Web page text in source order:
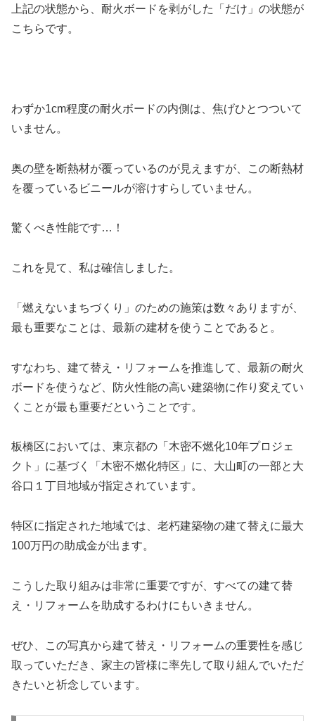
上記の状態から、耐火ボードを剥がした「だけ」の状態が
こちらです。
わずか1cm程度の耐火ボードの内側は、焦げひとつついて
いません。
奥の壁を断熱材が覆っているのが見えますが、この断熱材
を覆っているビニールが溶けすらしていません。
驚くべき性能です…！
これを見て、私は確信しました。
「燃えないまちづくり」のための施策は数々ありますが、
最も重要なことは、最新の建材を使うことであると。
すなわち、建て替え・リフォームを推進して、最新の耐火
ボードを使うなど、防火性能の高い建築物に作り変えてい
くことが最も重要だということです。
板橋区においては、東京都の「木密不燃化10年プロジェ
クト」に基づく「木密不燃化特区」に、大山町の一部と大
谷口１丁目地域が指定されています。
特区に指定された地域では、老朽建築物の建て替えに最大
100万円の助成金が出ます。
こうした取り組みは非常に重要ですが、すべての建て替
え・リフォームを助成するわけにもいきません。
ぜひ、この写真から建て替え・リフォームの重要性を感じ
取っていただき、家主の皆様に率先して取り組んでいただ
きたいと祈念しています。